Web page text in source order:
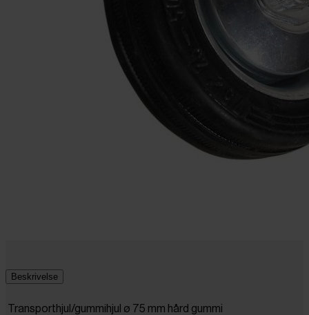
Beskrivelse
Transporthjul/gummihjul ø 75 mm hård gummi